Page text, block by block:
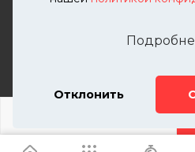
Отклонить
разрешения запрещена.
Телефон: